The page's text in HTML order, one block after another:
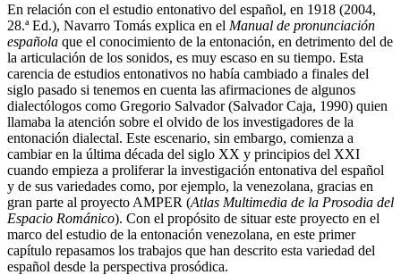
En relación con el estudio entonativo del español, en 1918 (2004,
28.ª Ed.), Navarro Tomás explica en el Manual de pronunciación
española que el conocimiento de la entonación, en detrimento del de
la articulación de los sonidos, es muy escaso en su tiempo. Esta
carencia de estudios entonativos no había cambiado a finales del
siglo pasado si tenemos en cuenta las afirmaciones de algunos
dialectólogos como Gregorio Salvador (Salvador Caja, 1990) quien
llamaba la atención sobre el olvido de los investigadores de la
entonación dialectal. Este escenario, sin embargo, comienza a
cambiar en la última década del siglo XX y principios del XXI
cuando empieza a proliferar la investigación entonativa del español
y de sus variedades como, por ejemplo, la venezolana, gracias en
gran parte al proyecto AMPER (Atlas Multimedia de la Prosodia del
Espacio Románico). Con el propósito de situar este proyecto en el
marco del estudio de la entonación venezolana, en este primer
capítulo repasamos los trabajos que han descrito esta variedad del
español desde la perspectiva prosódica.